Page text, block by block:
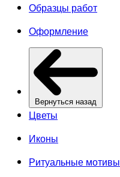
Образцы работ
Оформление
Вернуться назад
Цветы
Иконы
Ритуальные мотивы